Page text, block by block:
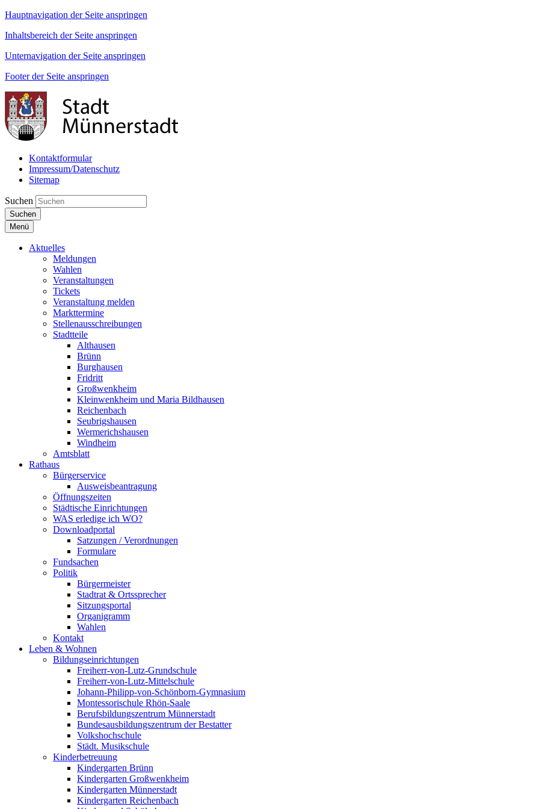
Hauptnavigation der Seite anspringen
Inhaltsbereich der Seite anspringen
Unternavigation der Seite anspringen
Footer der Seite anspringen
Kontaktformular
Impressum/Datenschutz
Sitemap
Suchen
Suchen
Menü
Aktuelles
Meldungen
Wahlen
Veranstaltungen
Tickets
Veranstaltung melden
Markttermine
Stellenausschreibungen
Stadtteile
Althausen
Brünn
Burghausen
Fridritt
Großwenkheim
Kleinwenkheim und Maria Bildhausen
Reichenbach
Seubrigshausen
Wermerichshausen
Windheim
Amtsblatt
Rathaus
Bürgerservice
Ausweisbeantragung
Öffnungszeiten
Städtische Einrichtungen
WAS erledige ich WO?
Downloadportal
Satzungen / Verordnungen
Formulare
Fundsachen
Politik
Bürgermeister
Stadtrat & Ortssprecher
Sitzungsportal
Organigramm
Wahlen
Kontakt
Leben & Wohnen
Bildungseinrichtungen
Freiherr-von-Lutz-Grundschule
Freiherr-von-Lutz-Mittelschule
Johann-Philipp-von-Schönborn-Gymnasium
Montessorischule Rhön-Saale
Berufsbildungszentrum Münnerstadt
Bundesausbildungszentrum der Bestatter
Volkshochschule
Städt. Musikschule
Kinderbetreuung
Kindergarten Brünn
Kindergarten Großwenkheim
Kindergarten Münnerstadt
Kindergarten Reichenbach